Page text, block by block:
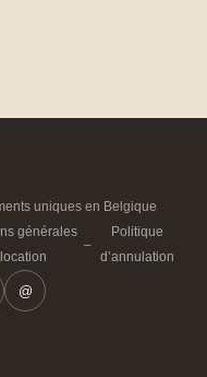
uniques en Belgique
générales
–
Politique
d’annulation
@